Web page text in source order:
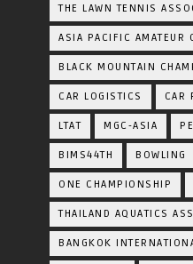
THE LAWN TENNIS
ASIA PACIFIC AMATEUR
BLACK MOUNTAIN
CAR LOGISTICS CAR
LTAT MGC-ASIA
BIMS44TH BOWLING
ONE CHAMPIONSHIP
THAILAND AQUATICS
BANGKOK